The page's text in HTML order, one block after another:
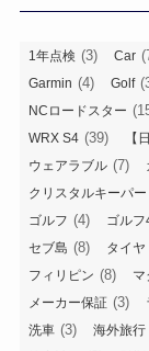
1年点検 (3) Car
Garmin (4) Golf
NCロードスター
WRX S4 (39) 【
ウェアラブル (7)
クリスタルキーパー
ゴルフ (4) ゴルフ
セブ島 (8) タイヤ
フィリピン (8) マ
メーカー保証 (3)
洗車 (3) 海外旅行